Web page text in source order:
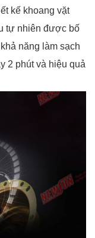
kế khoang vặt
tự nhiên được bố
năng làm sạch
2 phút và hiệu quả